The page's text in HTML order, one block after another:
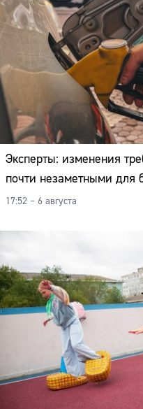
Эксперты: изменения
почти незаметными для
17:52 – 6 августа